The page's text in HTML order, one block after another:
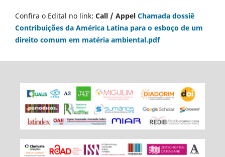
Confira o Edital no link: Call / Appel Chamada dossiê
Contribuições da América Latina para o esboço de um
direito comum em matéria ambiental.pdf